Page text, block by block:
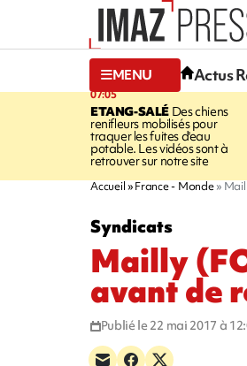
MENU Actus
07:05
ETANG-SALÉ Des chiens
renifleurs mobilisés pour
traquer les fuites d'eau
potable. Les vidéos sont à
retrouver sur notre site
Accueil France - Monde
Syndicats
Mailly
avant de
Publié le 22 mai 2017 à